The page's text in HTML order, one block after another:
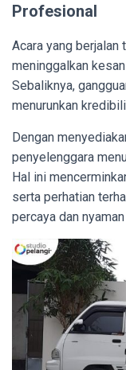
Profesional
Acara yang berjalan
meninggalkan
Sebaliknya,
menurunkan
Dengan
penyelenggara
Hal ini
serta perhatian
percaya dan